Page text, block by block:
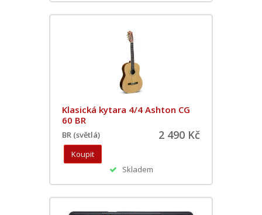
Klasická kytara 4/4 Ashton CG
60 BR
BR (světlá) 2 490 Kč
Skladem